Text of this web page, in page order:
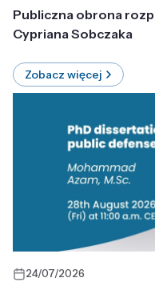
Publiczna obrona
Cypriana Sobczaka
Zobacz więcej
24/07/2026